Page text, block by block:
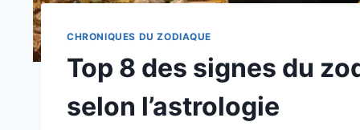
CHRONIQUES DU ZODIAQUE
Top 8 des signes du
selon l’astrologie